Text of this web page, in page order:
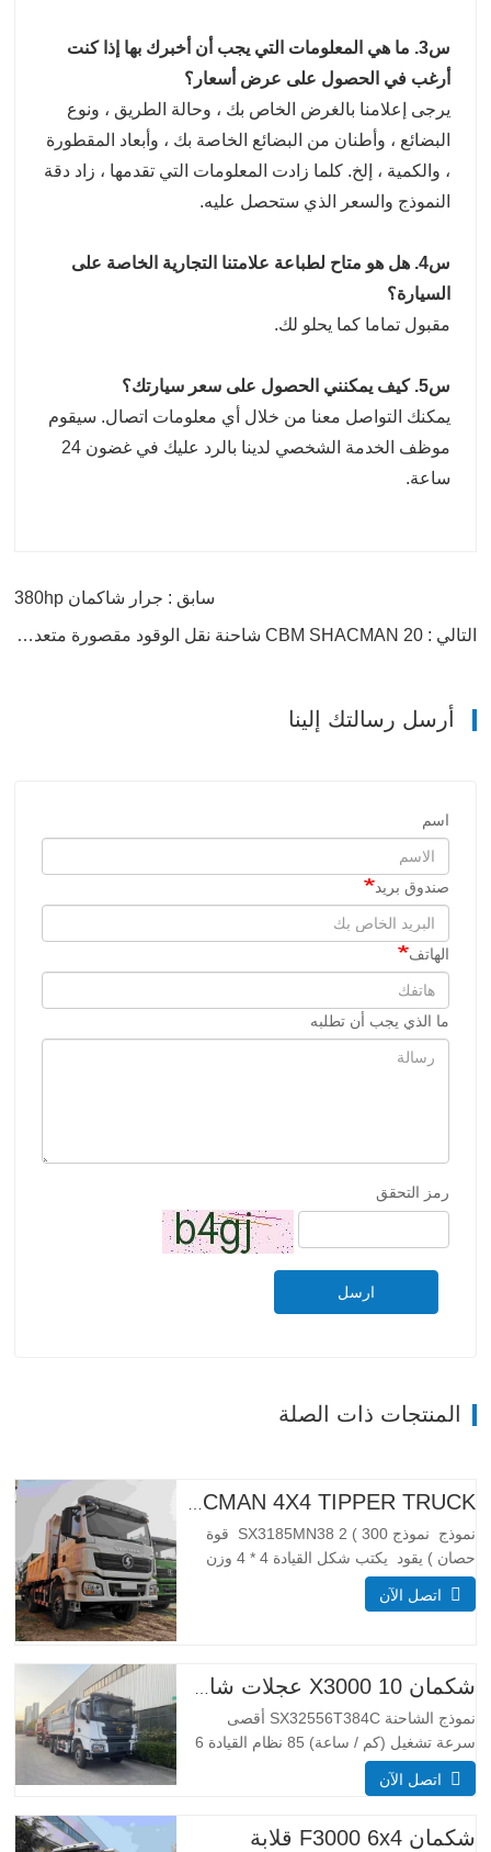
س3. ما هي المعلومات التي يجب أن أخبرك بها إذا كنت
أرغب في الحصول على عرض أسعار؟
يرجى إعلامنا بالغرض الخاص بك ، وحالة الطريق ، ونوع
البضائع ، وأطنان من البضائع الخاصة بك ، وأبعاد المقطورة
، والكمية ، إلخ. كلما زادت المعلومات التي تقدمها ، زاد دقة
النموذج والسعر الذي ستحصل عليه.
س4. هل هو متاح لطباعة علامتنا التجارية الخاصة على
السيارة؟
مقبول تماما كما يحلو لك.
س5. كيف يمكنني الحصول على سعر سيارتك؟
يمكنك التواصل معنا من خلال أي معلومات اتصال. سيقوم
موظف الخدمة الشخصي لدينا بالرد عليك في غضون 24
ساعة.
سابق : جرار شاكمان 380hp
التالي : 20 CBM SHACMAN شاحنة نقل الوقود مقصورة متعددة لمختلف النفط
أرسل رسالتك إلينا
اسم
صندوق بريد
الهاتف
ما الذي يجب أن تطلبه
رمز التحقق
ارسل
المنتجات ذات الصلة
نموذج نموذج SX3185MN38 2 ( 300 قوة
حصان ) يقود يكتب شكل القيادة 4 * 4 وزن
معلمة الوزن مكتمل تطويق الكتلة (كجم)
كبح الوزن 55 00 إجمالي كتلة التحميل (كجم)
عالية…
اتصل الآن
نموذج الشاحنة SX32556T384C أقصى
سرعة تشغيل (كم / ساعة) 85 نظام القيادة 6
الهيدروليكي الرفع الأوسط أو الرفع الأمامي
اتصل الآن
شكمان F3000 6x4 قلابة